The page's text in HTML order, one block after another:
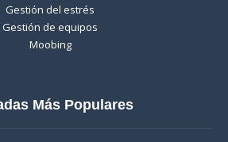
Gestión del estrés
Gestión de equipos
Moobing
Más Populares